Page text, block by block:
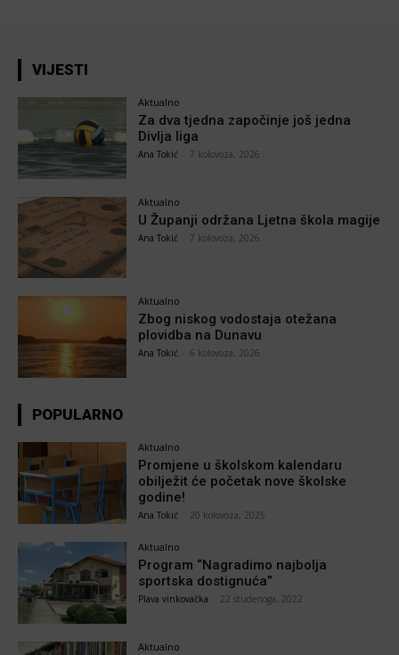
VIJESTI
Aktualno
Za dva tjedna započinje još jedna
Divlja liga
Ana Tokić 7 kolovoza, 2026
Aktualno
U Županji održana Ljetna škola magije
Ana Tokić 7 kolovoza, 2026
Aktualno
Zbog niskog vodostaja otežana
plovidba na Dunavu
Ana Tokić 6 kolovoza, 2026
POPULARNO
Aktualno
Promjene u školskom kalendaru
obilježit će početak nove školske
godine!
Ana Tokić 20 kolovoza, 2025
Aktualno
Program “Nagradimo najbolja
sportska dostignuća”
Plava vinkovačka 22 studenoga, 2022
Aktualno